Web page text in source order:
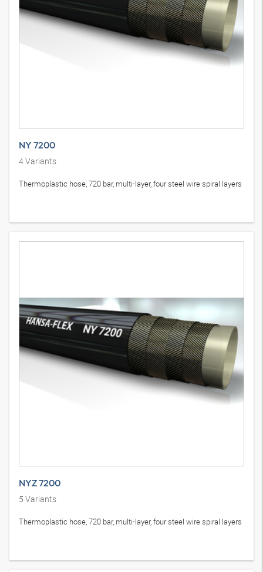
NY 7200
4Variants
Thermoplastic hose, 720 bar, multi-layer, four steel wire spiral layers
NYZ 7200
5 Variants
Thermoplastic hose, 720 bar, multi-layer, four steel wire spiral layers